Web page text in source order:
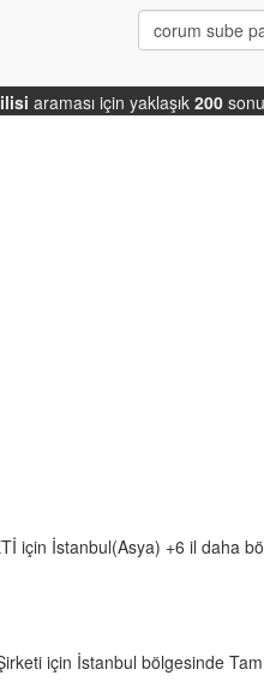
araması için yaklaşık 200
için İstanbul(Asya) +6 il daha
için İstanbul bölgesinde